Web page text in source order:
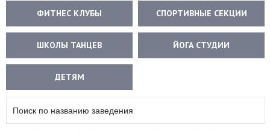
ФИТНЕС КЛУБЫ СПОРТИВНЫЕ СЕКЦИИ
ШКОЛЫ ТАНЦЕВ ЙОГА СТУДИИ
ДЕТЯМ